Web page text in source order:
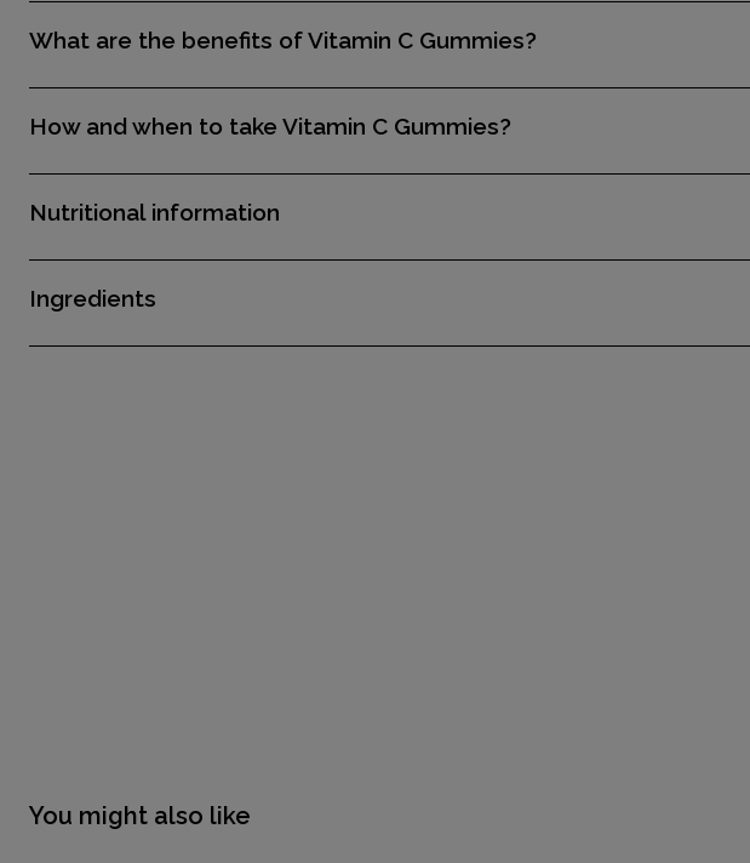
What are the benefits of Vitamin C Gummies?
How and when to take Vitamin C Gummies?
Nutritional information
Ingredients
You might also like